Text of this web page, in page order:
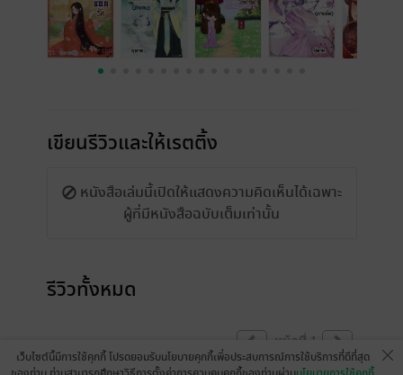
เขียนรีวิวและให้เรตติ้ง
หนังสือเล่มนี้เปิดให้แสดงความคิดเห็นได้เฉพาะ
ผู้ที่มีหนังสือฉบับเต็มเท่านั้น
รีวิวทั้งหมด
หน้าที่ 1
เว็บไซต์นี้มีการใช้คุกกี้ โปรดยอมรับนโยบายคุกกี้เพื่อประสบการณ์การใช้บริการที่ดีที่สุด